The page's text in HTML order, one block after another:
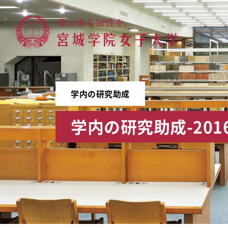
宮城学院女子大学
学内の研究助成
学内の研究助成-